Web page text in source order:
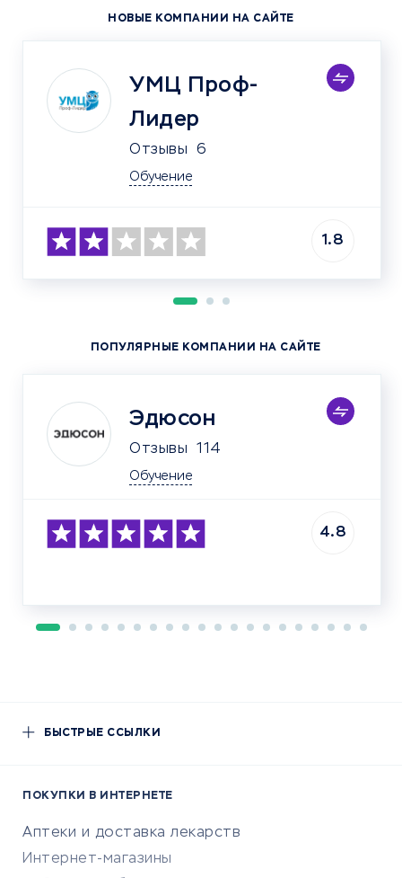
НОВЫЕ КОМПАНИИ НА САЙТЕ
УМЦ Проф-
Лидер
Отзывы 6
Обучение
1.8
ПОПУЛЯРНЫЕ КОМПАНИИ НА САЙТЕ
Эдюсон
Отзывы 114
Обучение
4.8
БЫСТРЫЕ ССЫЛКИ
ПОКУПКИ В ИНТЕРНЕТЕ
Аптеки и доставка лекарств
Интернет-магазины